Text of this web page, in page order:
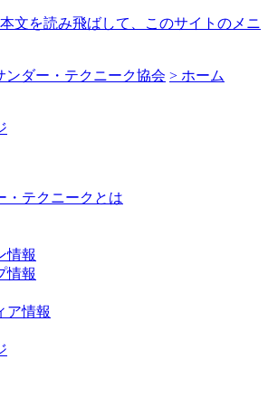
文を読み飛ばして、このサイトのメニ
ンダー・テクニーク協会 > ホーム
・テクニークとは
情報
情報
ア情報